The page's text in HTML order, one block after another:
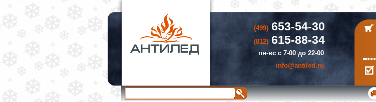
(499)653-54-30
(812)615-88-34
пн-вс с 7-00 до 22-00
info@antiled.ru